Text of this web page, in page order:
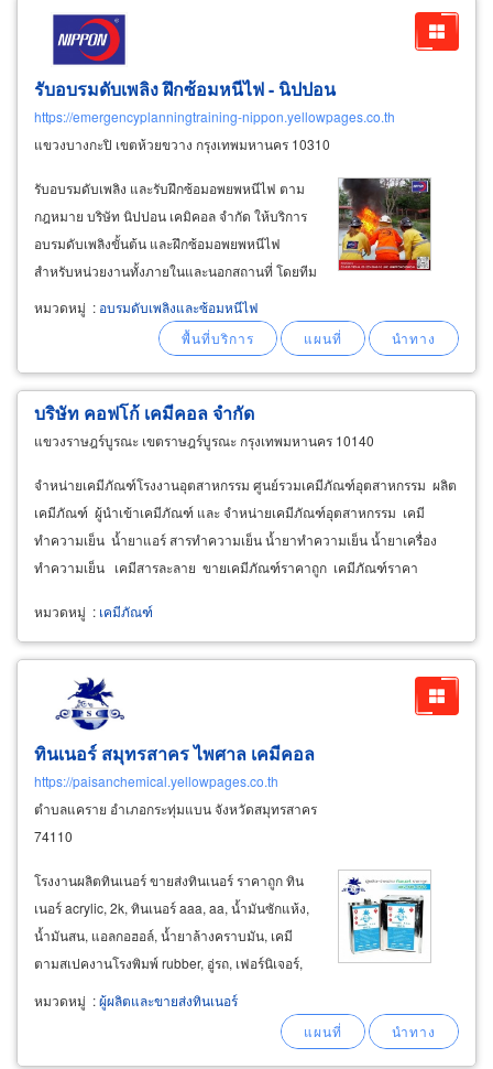
รับอบรมดับเพลิง ฝึกซ้อมหนีไฟ - นิปปอน
https://emergencyplanningtraining-nippon.yellowpages.co.th
แขวงบางกะปิ เขตห้วยขวาง กรุงเทพมหานคร 10310
รับอบรมดับเพลิง และรับฝึกซ้อมอพยพหนีไฟ ตาม
กฎหมาย บริษัท นิปปอน เคมิคอล จำกัด ให้บริการ
อบรมดับเพลิงขั้นต้น และฝึกซ้อมอพยพหนีไฟ
สำหรับหน่วยงานทั้งภายในและนอกสถานที่ โดยทีม
งานวิทยากรมืออาชีพ เราให้บริการแก่ โรงงาน
อุตสาหกรรม อาคารสูง สำนักงาน ห้างสรรพสินค้า
โรงแรม โรงพยาบาล และสถานประกอบการทุก
ประเภท
หมวดหมู่ : อบรมดับเพลิงและซ้อมหนีไฟ
บริษัท คอฟโก้ เคมีคอล จำกัด
แขวงราษฎร์บูรณะ เขตราษฎร์บูรณะ กรุงเทพมหานคร 10140
จำหน่ายเคมีภัณฑ์โรงงานอุตสาหกรรม ศูนย์รวมเคมีภัณฑ์อุตสาหกรรม ผลิต
เคมีภัณฑ์ ผู้นำเข้าเคมีภัณฑ์ และ จำหน่ายเคมีภัณฑ์อุตสาหกรรม เคมี
ทำความเย็น น้ำยาแอร์ สารทำความเย็น น้ำยาทำความเย็น น้ำยาเครื่อง
ทำความเย็น เคมีสารละลาย ขายเคมีภัณฑ์ราคาถูก เคมีภัณฑ์ราคา
หมวดหมู่ : เคมีภัณฑ์
ทินเนอร์ สมุทรสาคร ไพศาล เคมีคอล
https://paisanchemical.yellowpages.co.th
ตำบลแคราย อำเภอกระทุ่มแบน จังหวัดสมุทรสาคร
74110
โรงงานผลิตทินเนอร์ ขายส่งทินเนอร์ ราคาถูก ทิน
เนอร์ acrylic, 2k, ทินเนอร์ aaa, aa, น้ำมันซักแห้ง,
น้ำมันสน, แอลกอฮอล์, น้ำยาล้างคราบมัน, เคมี
ตามสเปคงานโรงพิมพ์ rubber, อู่รถ, เฟอร์นิเจอร์,
โรงเหล็ก, โรงหล่อ เคมีภัณฑ์อุตสาหกรรม งานพ่น
งานเช็ด งานล้างและงานชุบ สีฝุ่นอุตสาหกรรม และ
หมวดหมู่ :ผู้ผลิตและขายส่งทินเนอร์